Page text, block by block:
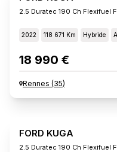
2.5 Duratec 190 Ch Flexifuel
2022 118 671 Km Hybride
18 990 €
Rennes (35)
FORD KUGA
2.5 Duratec 190 Ch Flexifuel